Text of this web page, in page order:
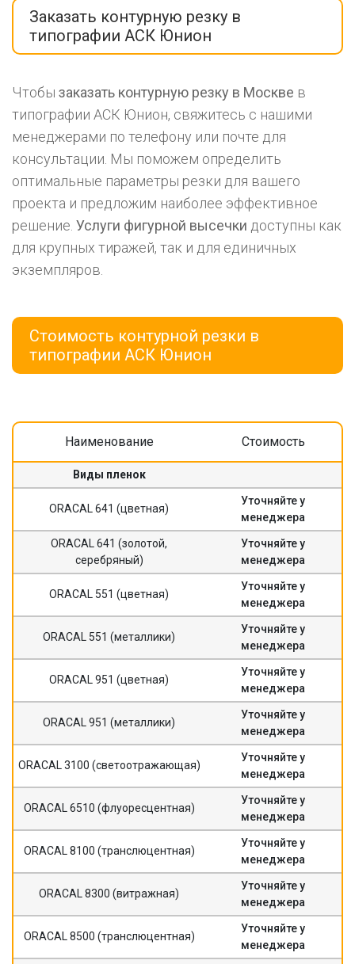
Заказать контурную резку в
типографии АСК Юнион
Чтобы заказать контурную резку в Москве в
типографии АСК Юнион, свяжитесь с нашими
менеджерами по телефону или почте для
консультации. Мы поможем определить
оптимальные параметры резки для вашего
проекта и предложим наиболее эффективное
решение. Услуги фигурной высечки доступны как
для крупных тиражей, так и для единичных
экземпляров.
Стоимость контурной резки в
типографии АСК Юнион
Наименование Стоимость
Виды пленок
ORACAL 641 (цветная)
Уточняйте у
менеджера
ORACAL 641 (золотой,
серебряный)
Уточняйте у
менеджера
ORACAL 551 (цветная)
Уточняйте у
менеджера
ORACAL 551 (металлики)
Уточняйте у
менеджера
ORACAL 951 (цветная)
Уточняйте у
менеджера
ORACAL 951 (металлики)
Уточняйте у
менеджера
ORACAL 3100 (светоотражающая)
Уточняйте у
менеджера
ORACAL 6510 (флуоресцентная)
Уточняйте у
менеджера
ORACAL 8100 (транслюцентная)
Уточняйте у
менеджера
ORACAL 8300 (витражная)
Уточняйте у
менеджера
ORACAL 8500 (транслюцентная)
Уточняйте у
менеджера